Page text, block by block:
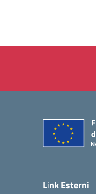
Link Esterni